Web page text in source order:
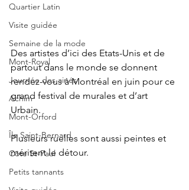
Quartier Latin
Visite guidée
Semaine de la mode
Mont-Royal
Journée des ainés
Achim
Mont-Orford
Île Saint-Bernard
Côte St-Paul
Petits tannants
Des artistes d’ici des Etats-Unis et de
partout dans le monde se donnent
rendez-vous à Montréal en juin pour ce
grand festival de murales et d’art
Urbain.
Plusieurs ruelles sont aussi peintes et
méritent le détour.